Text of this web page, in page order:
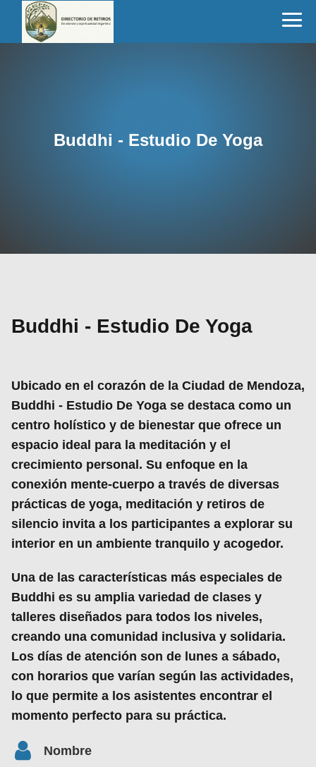
Buddhi - Estudio De Yoga
Buddhi - Estudio De Yoga
Ubicado en el corazón de la Ciudad de Mendoza,
Buddhi - Estudio De Yoga se destaca como un
centro holístico y de bienestar que ofrece un
espacio ideal para la meditación y el
crecimiento personal. Su enfoque en la
conexión mente-cuerpo a través de diversas
prácticas de yoga, meditación y retiros de
silencio invita a los participantes a explorar su
interior en un ambiente tranquilo y acogedor.
Una de las características más especiales de
Buddhi es su amplia variedad de clases y
talleres diseñados para todos los niveles,
creando una comunidad inclusiva y solidaria.
Los días de atención son de lunes a sábado,
con horarios que varían según las actividades,
lo que permite a los asistentes encontrar el
momento perfecto para su práctica.
Nombre